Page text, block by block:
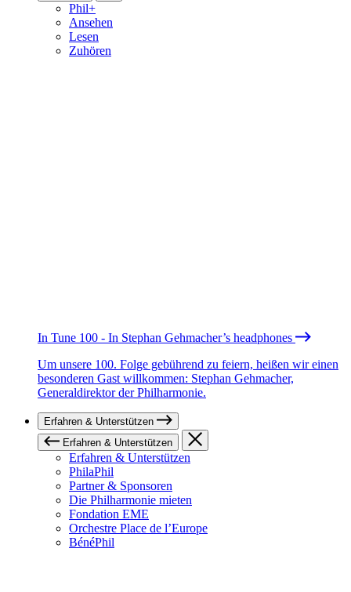
Phil+
Ansehen
Lesen
Zuhören
In Tune 100 - In Stephan Gehmacher’s headphones
Um unsere 100. Folge gebührend zu feiern, heißen wir einen
besonderen Gast willkommen: Stephan Gehmacher,
Generaldirektor der Philharmonie.
Erfahren & Unterstützen
Erfahren & Unterstützen
Erfahren & Unterstützen
PhilaPhil
Partner & Sponsoren
Die Philharmonie mieten
Fondation EME
Orchestre Place de l’Europe
BénéPhil